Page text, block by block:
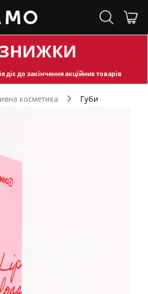
ЗНИЖКИ
діє до закінчення акційних товарів
косметика Губи